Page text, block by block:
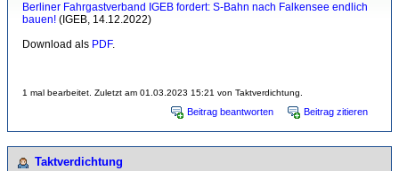
Berliner Fahrgastverband IGEB fordert: S-Bahn nach Falkensee endlich
bauen! (IGEB, 14.12.2022)
Download als PDF.
1 mal bearbeitet. Zuletzt am 01.03.2023 15:21 von Taktverdichtung.
Beitrag beantworten Beitrag zitieren
Taktverdichtung